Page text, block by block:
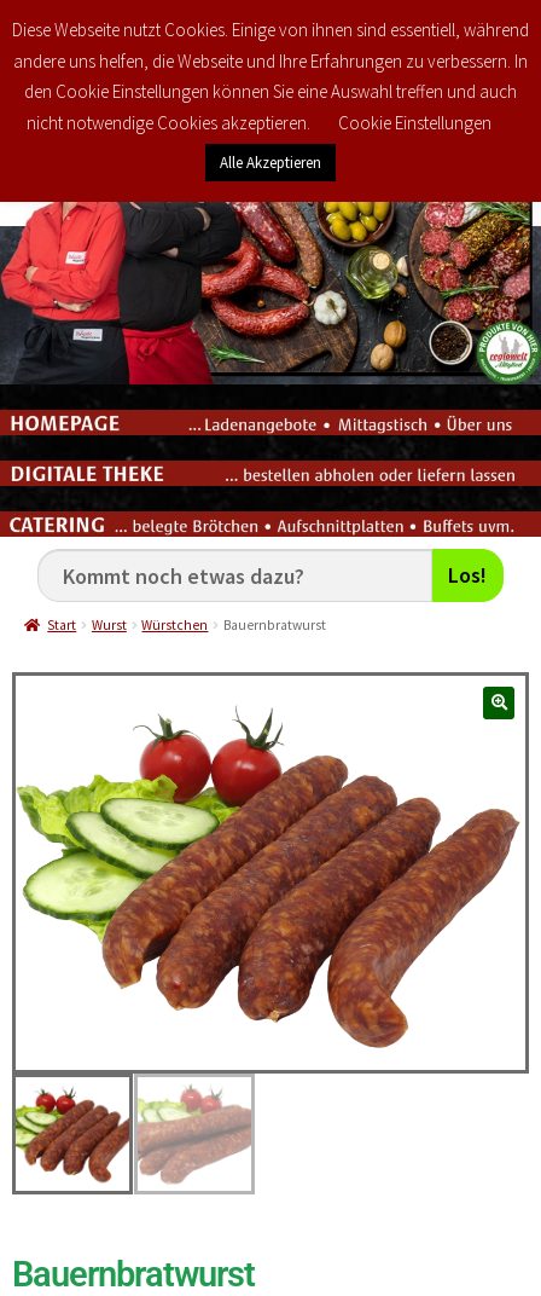
€0,00 0
Los!
Start Wurst Würstchen Bauernbratwurst
Bauernbratwurst
Diese Webseite nutzt Cookies. Einige von ihnen sind essentiell, während
andere uns helfen, die Webseite und Ihre Erfahrungen zu verbessern. In
den Cookie Einstellungen können Sie eine Auswahl treffen und auch
nicht notwendige Cookies akzeptieren.
Cookie Einstellungen
Alle Akzeptieren